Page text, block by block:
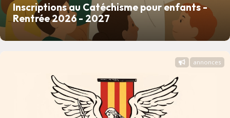
Inscriptions au Catéchisme pour enfants -
Rentrée 2026 - 2027
annonces